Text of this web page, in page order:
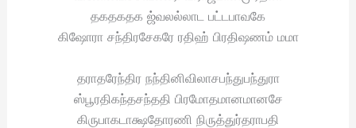
தகதகதக ஜ்வலல்லாட பட்டபாவகே
கிஷோரா சந்திரசேகரே ரதிஹ் பிரதிஷணம் மமா
தராதரேந்திர நந்தினிவிலாசபந்துபந்துரா
ஸ்பூரதிகந்தசந்ததி பிரமோதமானமானசே
கிருபாகடாக்ஷதோரணி நிருத்துர்தராபதி